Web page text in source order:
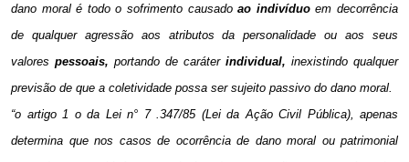
dano moral é todo o sofrimento causadoao indivíduoem decorrência
de qualquer agressão aos atributos da personalidade ou aos seus
valores pessoais, portando de caráter individual, inexistindo qualquer
previsão de que a coletividade possa ser sujeito passivo do dano moral.
“o artigo 1 o da Lei n° 7 .347/85 (Lei da Ação Civil Pública), apenas
determina que nos casos de ocorrência de dano moral ou patrimonial